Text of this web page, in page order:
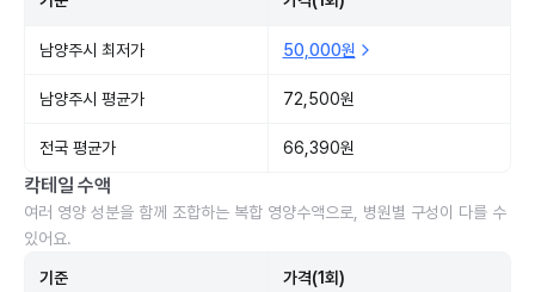
남양주시 최저가 50,000원
남양주시 평균가 72,500원
전국 평균가 66,390원
칵테일 수액
여러 영양 성분을 함께 조합하는 복합 영양수액으로, 병원별 구성이 다를 수
있어요.
기준 가격(1회)